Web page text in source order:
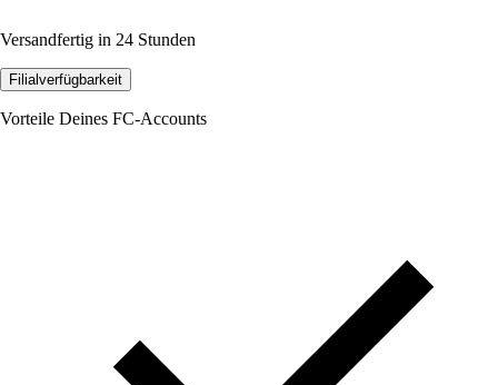
Versandfertig in 24 Stunden
Filialverfügbarkeit
Vorteile Deines FC-Accounts